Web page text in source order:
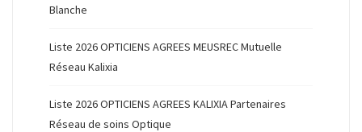
Blanche
Liste 2026 OPTICIENS AGREES MEUSREC Mutuelle
Réseau Kalixia
Liste 2026 OPTICIENS AGREES KALIXIA Partenaires
Réseau de soins Optique